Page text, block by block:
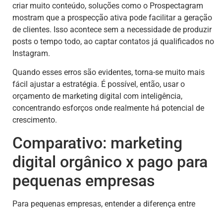
criar muito conteúdo, soluções como o Prospectagram
mostram que a prospecção ativa pode facilitar a geração
de clientes. Isso acontece sem a necessidade de produzir
posts o tempo todo, ao captar contatos já qualificados no
Instagram.
Quando esses erros são evidentes, torna-se muito mais
fácil ajustar a estratégia. É possível, então, usar o
orçamento de marketing digital com inteligência,
concentrando esforços onde realmente há potencial de
crescimento.
Comparativo: marketing
digital orgânico x pago para
pequenas empresas
Para pequenas empresas, entender a diferença entre